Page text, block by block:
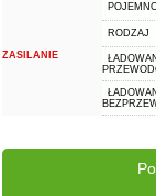
ZASILANIE
RODZAJ